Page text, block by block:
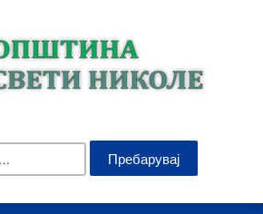
Пребарувај
за: